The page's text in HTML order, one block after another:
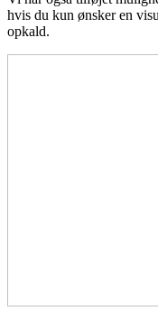
hvis du kun ønsker en
opkald.